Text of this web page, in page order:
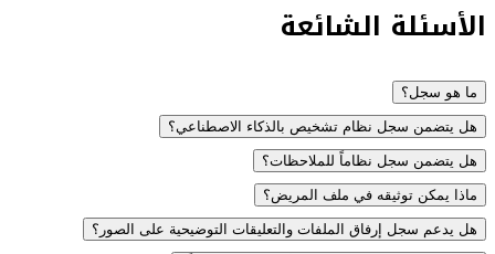
الأسئلة الشائعة
ما هو سجل؟
هل يتضمن سجل نظام تشخيص بالذكاء الاصطناعي؟
هل يتضمن سجل نظاماً للملاحظات؟
ماذا يمكن توثيقه في ملف المريض؟
هل يدعم سجل إرفاق الملفات والتعليقات التوضيحية على الصور؟